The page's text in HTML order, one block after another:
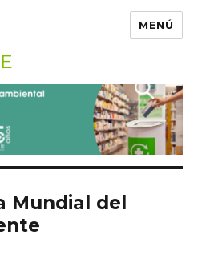
MENÚ
Buscar
por:
Mundial del